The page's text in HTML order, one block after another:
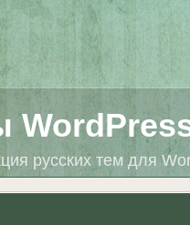
русских тем для